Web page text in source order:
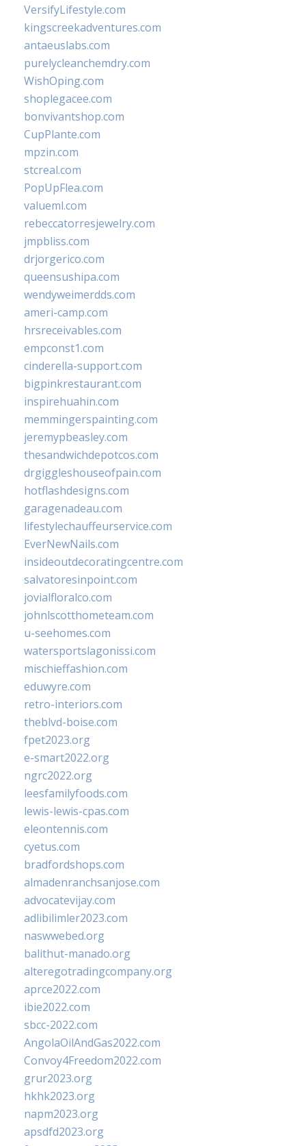
VersifyLifestyle.com
kingscreekadventures.com
antaeuslabs.com
purelycleanchemdry.com
WishOping.com
shoplegacee.com
bonvivantshop.com
CupPlante.com
mpzin.com
stcreal.com
PopUpFlea.com
valueml.com
rebeccatorresjewelry.com
jmpbliss.com
drjorgerico.com
queensushipa.com
wendyweimerdds.com
ameri-camp.com
hrsreceivables.com
empconst1.com
cinderella-support.com
bigpinkrestaurant.com
inspirehuahin.com
memmingerspainting.com
jeremypbeasley.com
thesandwichdepotcos.com
drgiggleshouseofpain.com
hotflashdesigns.com
garagenadeau.com
lifestylechauffeurservice.com
EverNewNails.com
insideoutdecoratingcentre.com
salvatoresinpoint.com
jovialfloralco.com
johnlscotthometeam.com
u-seehomes.com
watersportslagonissi.com
mischieffashion.com
eduwyre.com
retro-interiors.com
theblvd-boise.com
fpet2023.org
e-smart2022.org
ngrc2022.org
leesfamilyfoods.com
lewis-lewis-cpas.com
eleontennis.com
cyetus.com
bradfordshops.com
almadenranchsanjose.com
advocatevijay.com
adlibilimler2023.com
naswwebed.org
balithut-manado.org
alteregotradingcompany.org
aprce2022.com
ibie2022.com
sbcc-2022.com
AngolaOilAndGas2022.com
Convoy4Freedom2022.com
grur2023.org
hkhk2023.org
napm2023.org
apsdfd2023.org